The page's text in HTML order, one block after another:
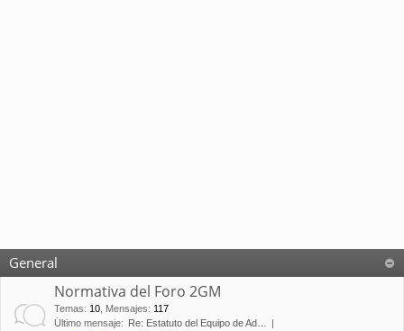
General
Normativa del Foro 2GM
Temas: 10 Mensajes: 117
Último mensaje:
Re: Estatuto del Equipo de Ad…